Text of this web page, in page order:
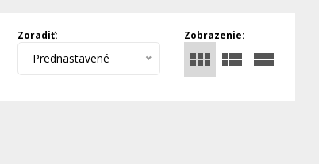
Zobrazenie:
Zoradiť:
Prednastavené